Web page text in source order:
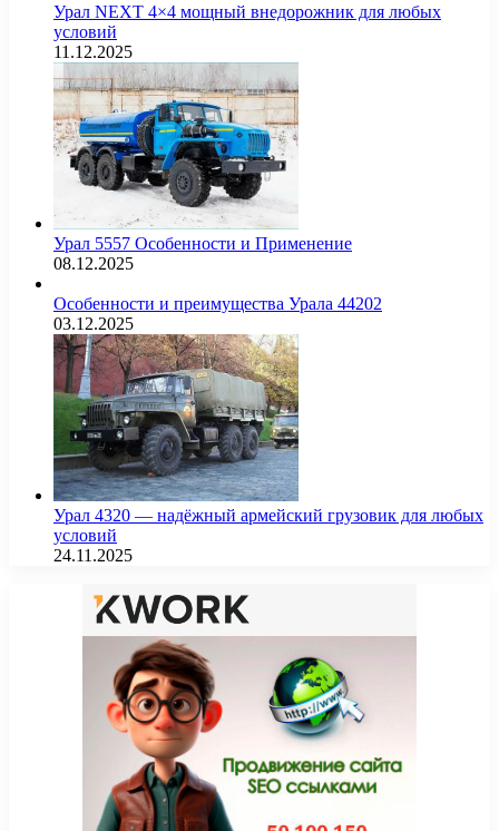
Урал NEXT 4×4 мощный внедорожник для любых
условий
11.12.2025
Урал 5557 Особенности и Применение
08.12.2025
Особенности и преимущества Урала 44202
03.12.2025
Урал 4320 — надёжный армейский грузовик для любых
условий
24.11.2025